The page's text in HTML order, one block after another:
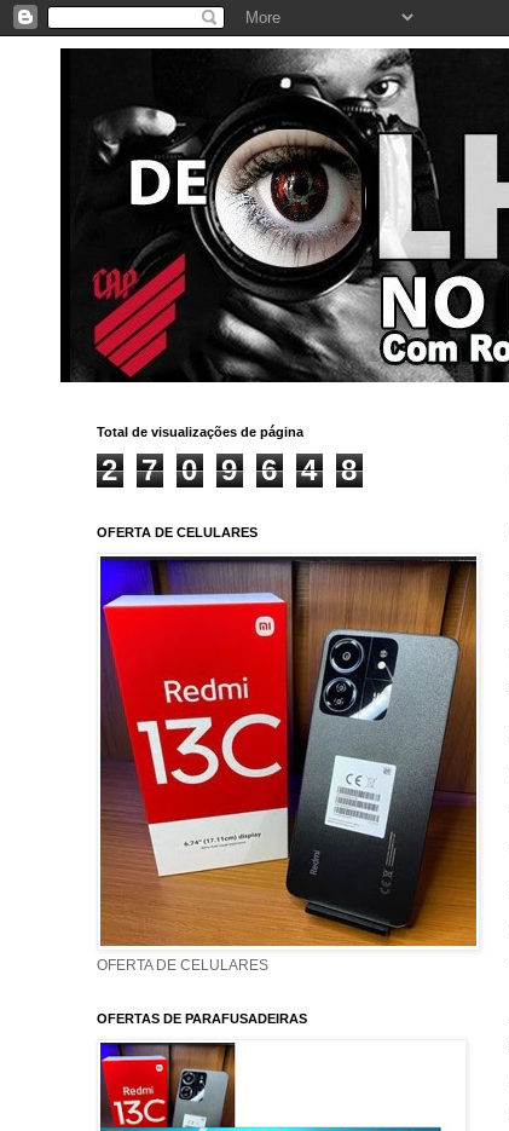
Total de visualizações de página
2 7 0 9 6 4 8
OFERTA DE CELULARES
OFERTA DE CELULARES
OFERTAS DE PARAFUSADEIRAS